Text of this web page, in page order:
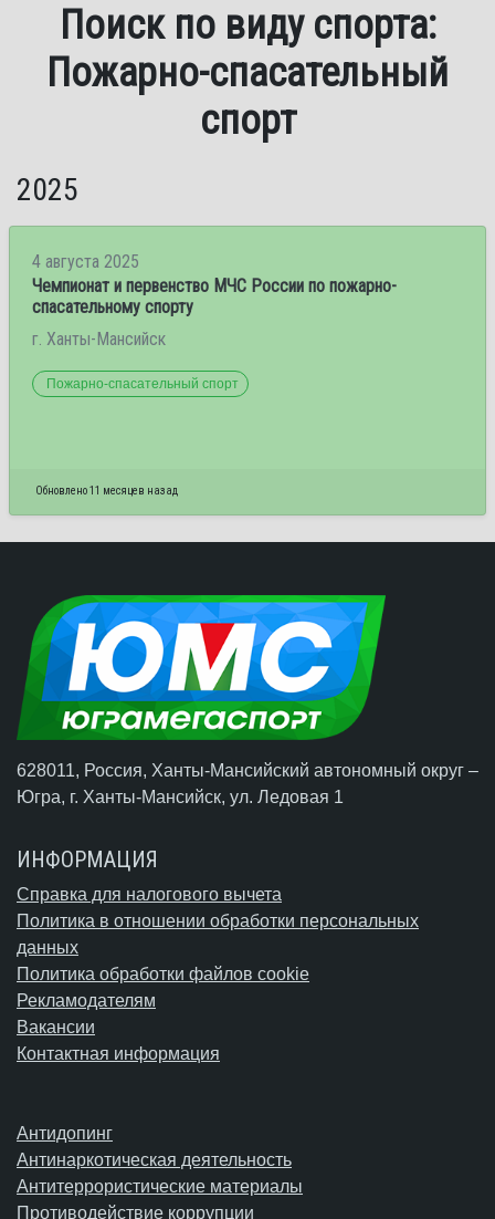
Поиск по виду спорта:
Пожарно-спасательный
спорт
2025
4 августа 2025
Чемпионат и первенство МЧС России по пожарно-
спасательному спорту
г. Ханты-Мансийск
Пожарно-спасательный спорт
Обновлено 11 месяцев назад
628011, Россия, Ханты-Мансийский автономный округ –
Югра, г. Ханты-Мансийск, ул. Ледовая 1
ИНФОРМАЦИЯ
Справка для налогового вычета
Политика в отношении обработки персональных
данных
Политика обработки файлов cookie
Рекламодателям
Вакансии
Контактная информация
Антидопинг
Антинаркотическая деятельность
Антитеррористические материалы
Противодействие коррупции